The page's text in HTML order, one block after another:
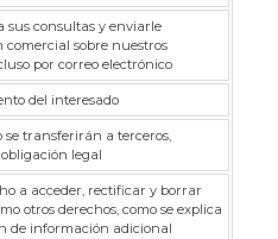
sus consultas y enviarle
comercial sobre nuestros
por correo electrónico
del interesado
se transferirán a terceros,
legal
a acceder, rectificar y borrar
otros derechos, como se explica
de información adicional